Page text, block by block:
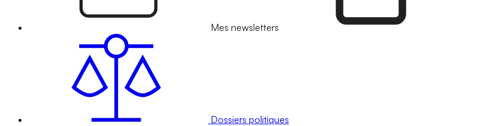
Mes newsletters
Dossiers politiques